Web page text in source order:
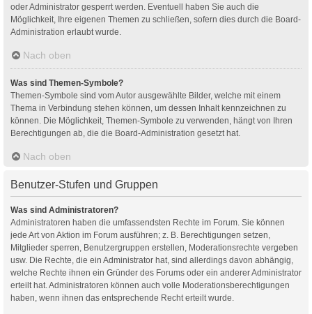
oder Administrator gesperrt werden. Eventuell haben Sie auch die
Möglichkeit, Ihre eigenen Themen zu schließen, sofern dies durch die Board-
Administration erlaubt wurde.
Nach oben
Was sind Themen-Symbole?
Themen-Symbole sind vom Autor ausgewählte Bilder, welche mit einem
Thema in Verbindung stehen können, um dessen Inhalt kennzeichnen zu
können. Die Möglichkeit, Themen-Symbole zu verwenden, hängt von Ihren
Berechtigungen ab, die die Board-Administration gesetzt hat.
Nach oben
Benutzer-Stufen und Gruppen
Was sind Administratoren?
Administratoren haben die umfassendsten Rechte im Forum. Sie können
jede Art von Aktion im Forum ausführen; z. B. Berechtigungen setzen,
Mitglieder sperren, Benutzergruppen erstellen, Moderationsrechte vergeben
usw. Die Rechte, die ein Administrator hat, sind allerdings davon abhängig,
welche Rechte ihnen ein Gründer des Forums oder ein anderer Administrator
erteilt hat. Administratoren können auch volle Moderationsberechtigungen
haben, wenn ihnen das entsprechende Recht erteilt wurde.